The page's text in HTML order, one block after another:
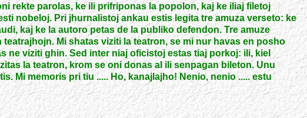
rekte parolas, ke ili prifriponas la popolon, kaj ke iliaj filetoj
nobeloj. Pri jhurnalistoj ankau estis legita tre amuza verseto: ke
kaj ke la autoro petas de la publiko defendon. Tre amuze
Mi shatas viziti la teatron, se mi nur havas en posho
ne viziti ghin. Sed inter niaj oficistoj estas tiaj porkoj: ili, kiel
la teatron, krom se oni donas al ili senpagan bileton. Unu
Mi memoris pri tiu ..... Ho, kanajlajho! Nenio, nenio ..... estu